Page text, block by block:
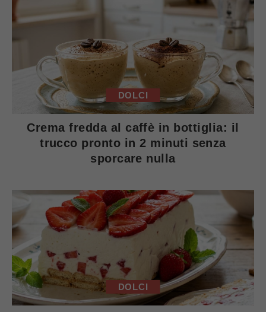
DOLCI
Crema fredda al caffè in bottiglia: il
trucco pronto in 2 minuti senza
sporcare nulla
DOLCI